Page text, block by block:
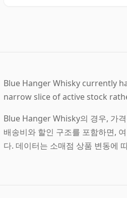
Blue Hanger Whisky currently
narrow slice of active stock
Blue Hanger Whisky의 경우, 가
배송비와 할인 구조를 포함하면,
다. 데이터는 소매점 상품 변동에